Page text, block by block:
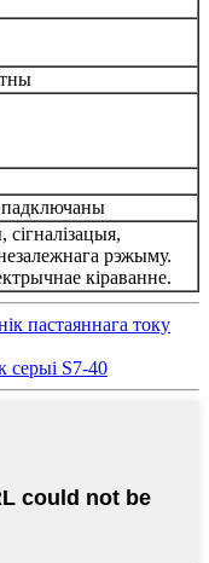
рэжыму.
кіраванне.
пастаяннага току
серыі S7-40